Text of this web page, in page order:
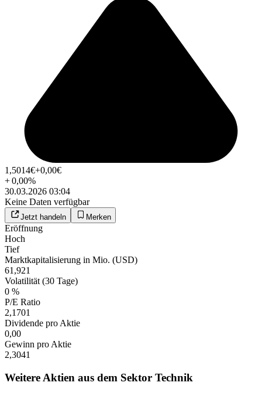
1,5014€+0,00€
+0,00%
30.03.2026 03:04
Keine Daten verfügbar
Jetzt handeln Merken
Eröffnung
Hoch
Tief
Marktkapitalisierung in Mio. (USD)
61,921
Volatilität (30 Tage)
0 %
P/E Ratio
2,1701
Dividende pro Aktie
0,00
Gewinn pro Aktie
2,3041
Weitere Aktien aus dem Sektor Technik